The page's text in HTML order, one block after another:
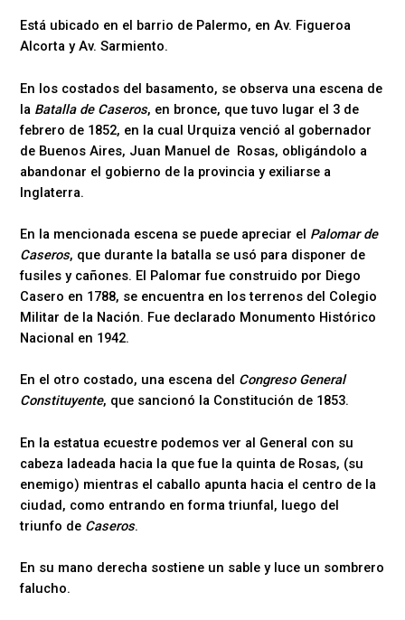
Está ubicado en el barrio de Palermo, en Av. Figueroa
Alcorta y Av. Sarmiento.
En los costados del basamento, se observa una escena de
la Batalla de Caseros, en bronce, que tuvo lugar el 3 de
febrero de 1852, en la cual Urquiza venció al gobernador
de Buenos Aires, Juan Manuel de Rosas, obligándolo a
abandonar el gobierno de la provincia y exiliarse a
Inglaterra.
En la mencionada escena se puede apreciar el Palomar de
Caseros, que durante la batalla se usó para disponer de
fusiles y cañones. El Palomar fue construido por Diego
Casero en 1788, se encuentra en los terrenos del Colegio
Militar de la Nación. Fue declarado Monumento Histórico
Nacional en 1942.
En el otro costado, una escena del Congreso General
Constituyente, que sancionó la Constitución de 1853.
En la estatua ecuestre podemos ver al General con su
cabeza ladeada hacia la que fue la quinta de Rosas, (su
enemigo) mientras el caballo apunta hacia el centro de la
ciudad, como entrando en forma triunfal, luego del
triunfo de Caseros.
En su mano derecha sostiene un sable y luce un sombrero
falucho.